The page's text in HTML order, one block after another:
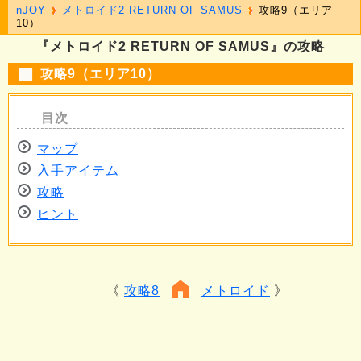
『メトロイド2 RETURN OF SAMUS』の攻略
攻略9（エリア10）
マップ
入手アイテム
攻略
ヒント
攻略8 メトロイド
nJOY メトロイド2 RETURN OF SAMUS
攻略9（エリア
10）